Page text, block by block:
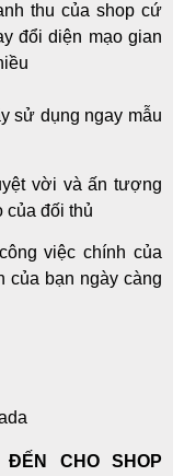
thu của shop cứ
đổi diện mạo gian
sử dụng ngay mẫu
vời và ấn tượng
của đối thủ
việc chính của
của bạn ngày càng
ĐẾN CHO SHOP